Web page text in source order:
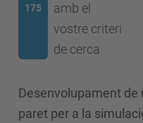
175
amb el
vostre criteri
de cerca
Desenvolupament de
paret per a la